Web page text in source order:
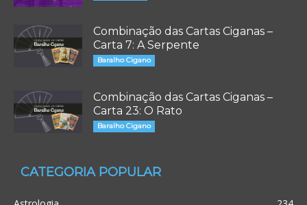
Combinação das Cartas Ciganas –
Carta 7: A Serpente
Baralho Cigano
Combinação das Cartas Ciganas –
Carta 23: O Rato
Baralho Cigano
CATEGORIA POPULAR